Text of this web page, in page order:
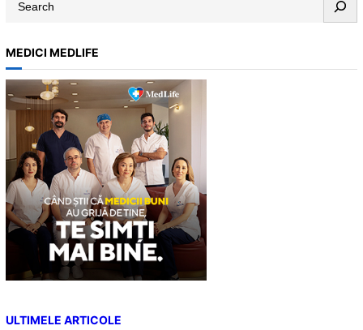
r
c
h
MEDICI MEDLIFE
ULTIMELE ARTICOLE